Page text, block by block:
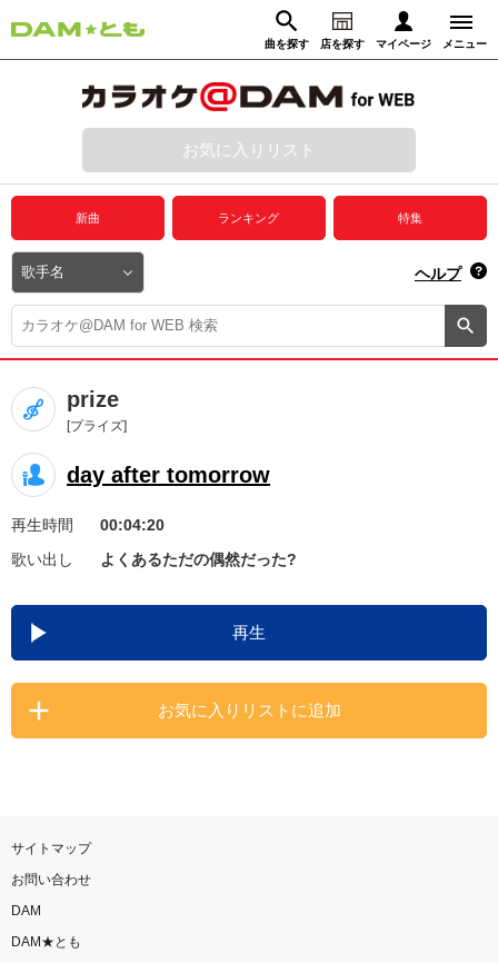
曲を探す 店を探す マイページ メニュー
動画からさがす 録音からさがす
ログイン
プレミアムサービス
DAM★とも動画
DAM★とも録音
カラオケ＠DAM
ユーザー検索
キャンペーン
お知らせ よくあるご質問
DAMの新曲・ランキングなど
カラオケ最新情報をチェック！
お気に入りリスト
新曲 ランキング 特集
ヘルプ
prize
[プライズ]
day after tomorrow
再生時間
00:04:20
歌い出し
よくあるただの偶然だった?
再生
お気に入りリストに追加
サイトマップ
お問い合わせ
DAM
DAM★とも